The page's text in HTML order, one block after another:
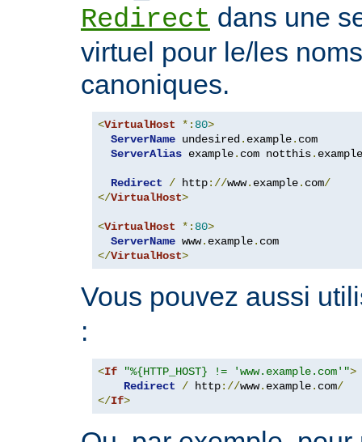
Redirect dans une
virtuel pour le/les
canoniques.
<VirtualHost *: 80>
ServerName undesired . example. com
ServerAlias example. com notthis. example
Redirect / http://www. example. com/
</VirtualHost>
<VirtualHost *: 80>
ServerName www. example.
</VirtualHost>
Vous pouvez aussi
:
<If "%{HTTP_HOST} != 'www.example.com'">
Redirect
/ http://www. example. com/
</If>